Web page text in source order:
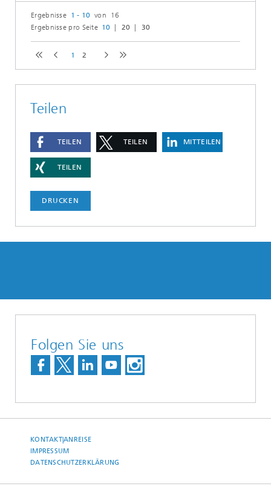
Ergebnisse 1 - 10 von 16
Ergebnisse pro Seite 10 20 30
1 2
Teilen
TEILEN TEILEN MITTEILEN
TEILEN
DRUCKEN
Folgen Sie uns
KONTAKT|ANREISE
IMPRESSUM
DATENSCHUTZERKLÄRUNG